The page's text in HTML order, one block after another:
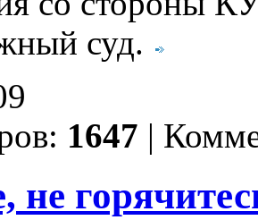
суд.
1647 |
не